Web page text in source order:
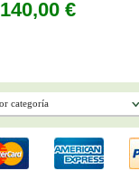
140,00 €